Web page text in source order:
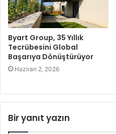
Byart Group, 35 Yıllık
Tecrübesini Global
Başarıya Dönüştürüyor
Haziran 2, 2026
Bir yanıt yazın